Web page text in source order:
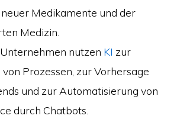
Medikamente und der
Medizin.
Unternehmen nutzen KI zur
Prozessen, zur Vorhersage
und zur Automatisierung von
durch Chatbots.